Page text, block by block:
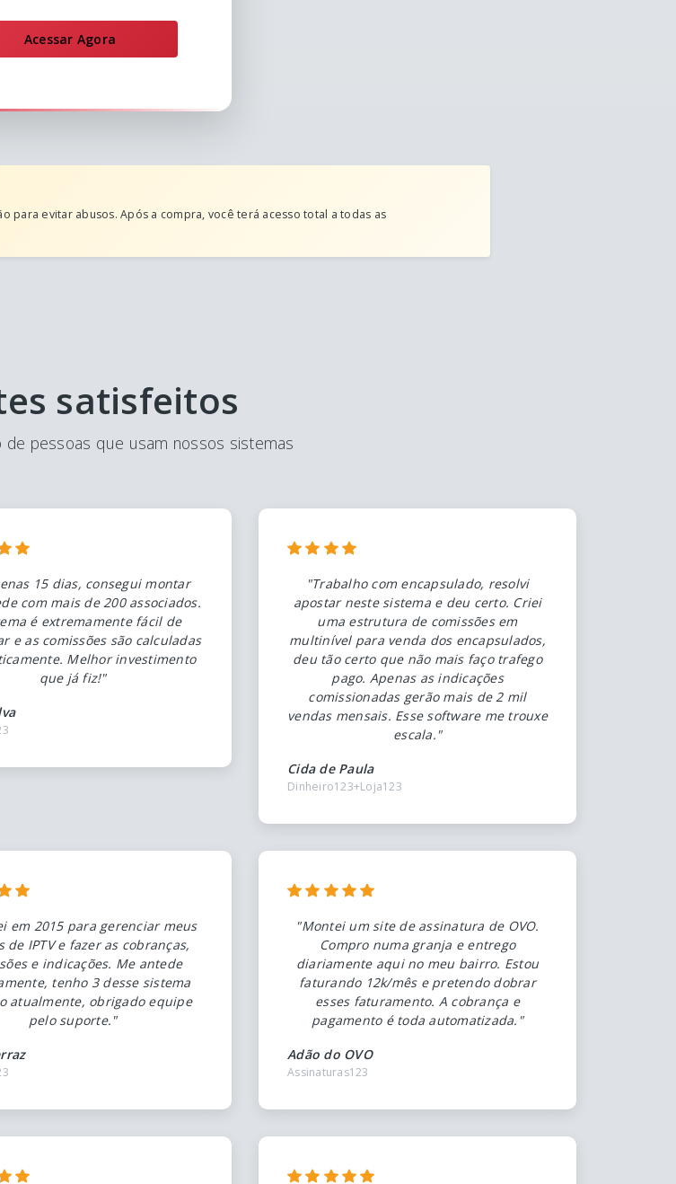
Acessar Agora
para evitar abusos. Após a compra, você terá acesso total a todas as
satisfeitos
de pessoas que usam nossos sistemas
15 dias, consegui montar
com mais de 200 associados.
é extremamente fácil de
e as comissões são calculadas
Melhor investimento
que já fiz!"
"Trabalho com encapsulado, resolvi
apostar neste sistema e deu certo. Criei
uma estrutura de comissões em
multinível para venda dos encapsulados,
deu tão certo que não mais faço trafego
pago. Apenas as indicações
comissionadas gerão mais de 2 mil
vendas mensais. Esse software me trouxe
escala."
Cida de Paula
Dinheiro123+Loja123
em 2015 para gerenciar meus
de IPTV e fazer as cobranças,
e indicações. Me antede
tenho 3 desse sistema
atualmente, obrigado equipe
pelo suporte."
"Montei um site de assinatura de OVO.
Compro numa granja e entrego
diariamente aqui no meu bairro. Estou
faturando 12k/mês e pretendo dobrar
esses faturamento. A cobrança e
pagamento é toda automatizada."
Adão do OVO
Assinaturas123